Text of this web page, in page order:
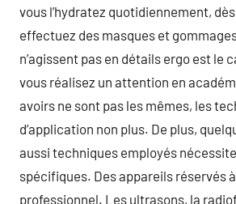
vous l’hydratez quotidiennement,
effectuez des masques et
n’agissent pas en détails ergo est le
vous réalisez un attention en
avoirs ne sont pas les mêmes, les
d’application non plus. De plus,
aussi techniques employés
spécifiques. Des appareils réservés
professionnel. Les ultrasons, la